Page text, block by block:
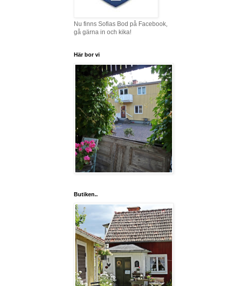
Nu finns Sofias Bod på Facebook,
gå gärna in och kika!
Här bor vi
Butiken..